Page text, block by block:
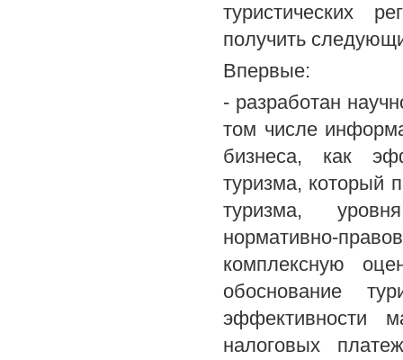
туристических
получить
Впервые:
- разработан
том числе
бизнеса, как
туризма, который
туризма,
нормативно-
комплексную
обоснование
эффективности
налоговых